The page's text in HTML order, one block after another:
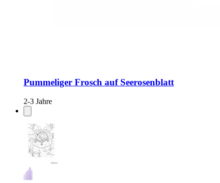
Pummeliger Frosch auf Seerosenblatt
2-3 Jahre